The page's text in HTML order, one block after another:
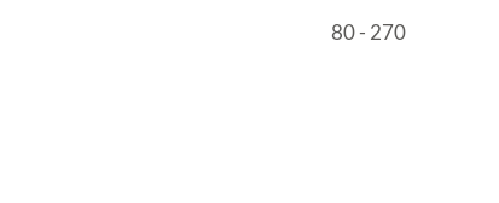
80 - 270